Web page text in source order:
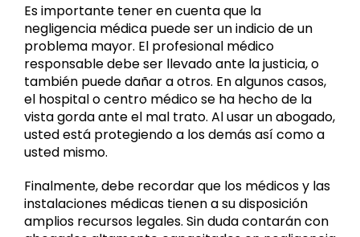
Es importante tener en cuenta que la
negligencia médica puede ser un indicio de un
problema mayor. El profesional médico
responsable debe ser llevado ante la justicia, o
también puede dañar a otros. En algunos casos,
el hospital o centro médico se ha hecho de la
vista gorda ante el mal trato. Al usar un abogado,
usted está protegiendo a los demás así como a
usted mismo.
Finalmente, debe recordar que los médicos y las
instalaciones médicas tienen a su disposición
amplios recursos legales. Sin duda contarán con